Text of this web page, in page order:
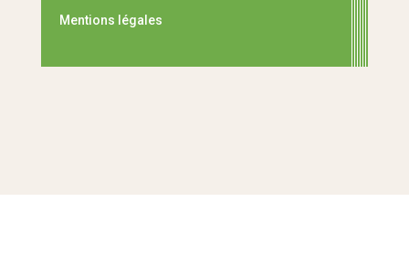
Mentions légales